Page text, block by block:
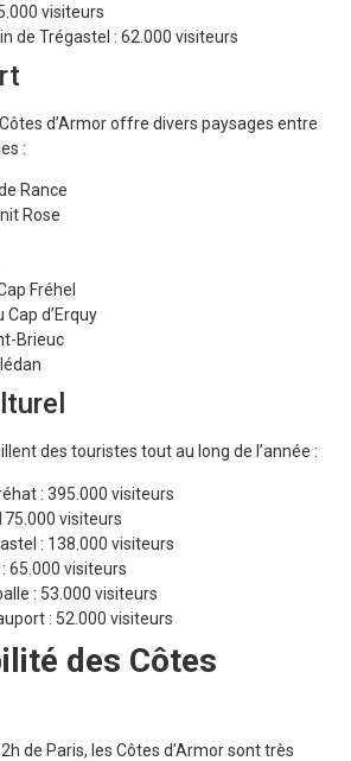
visiteurs
de Trégastel : 62.000 visiteurs
d’Armor offre divers paysages entre
:
Rance
Rose
Fréhel
Cap d’Erquy
Brieuc
des touristes tout au long de l’année :
: 395.000 visiteurs
visiteurs
: 138.000 visiteurs
65.000 visiteurs
: 53.000 visiteurs
: 52.000 visiteurs
des Côtes
de Paris, les Côtes d’Armor sont très